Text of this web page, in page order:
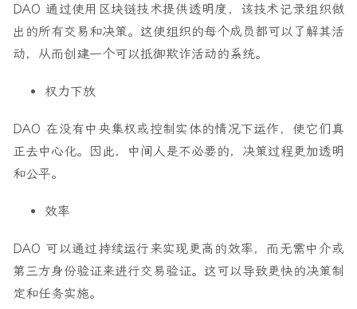
DAO 通过使用区块链技术提供透明度，该技术记录组织做
出的所有交易和决策。这使组织的每个成员都可以了解其活
动，从而创建一个可以抵御欺诈活动的系统。
权力下放
DAO 在没有中央集权或控制实体的情况下运作，使它们真
正去中心化。因此，中间人是不必要的，决策过程更加透明
和公平。
效率
DAO 可以通过持续运行来实现更高的效率，而无需中介或
第三方身份验证来进行交易验证。这可以导致更快的决策制
定和任务实施。